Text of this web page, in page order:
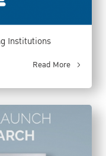
Institutions
Read More